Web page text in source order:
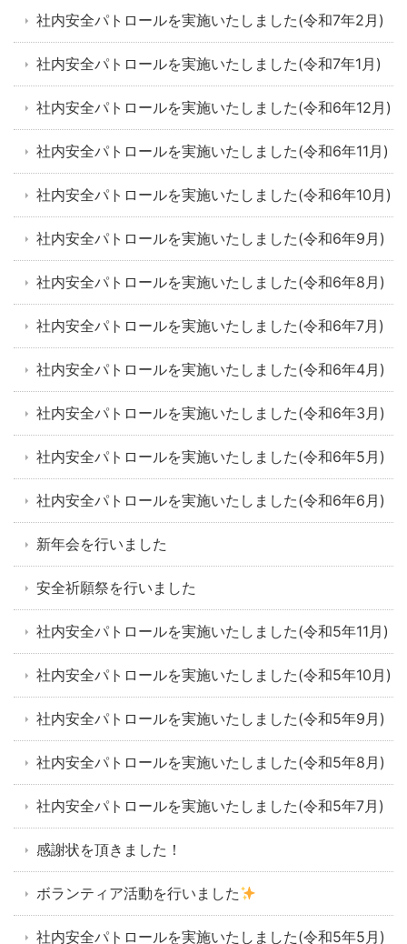
社内安全パトロールを実施いたしました(令和7年2月)
社内安全パトロールを実施いたしました(令和7年1月)
社内安全パトロールを実施いたしました(令和6年12月)
社内安全パトロールを実施いたしました(令和6年11月)
社内安全パトロールを実施いたしました(令和6年10月)
社内安全パトロールを実施いたしました(令和6年9月)
社内安全パトロールを実施いたしました(令和6年8月)
社内安全パトロールを実施いたしました(令和6年7月)
社内安全パトロールを実施いたしました(令和6年4月)
社内安全パトロールを実施いたしました(令和6年3月)
社内安全パトロールを実施いたしました(令和6年5月)
社内安全パトロールを実施いたしました(令和6年6月)
新年会を行いました
安全祈願祭を行いました
社内安全パトロールを実施いたしました(令和5年11月)
社内安全パトロールを実施いたしました(令和5年10月)
社内安全パトロールを実施いたしました(令和5年9月)
社内安全パトロールを実施いたしました(令和5年8月)
社内安全パトロールを実施いたしました(令和5年7月)
感謝状を頂きました！
ボランティア活動を行いました
社内安全パトロールを実施いたしました(令和5年5月)